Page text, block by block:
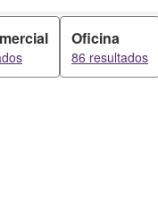
Oficina
86 resultados